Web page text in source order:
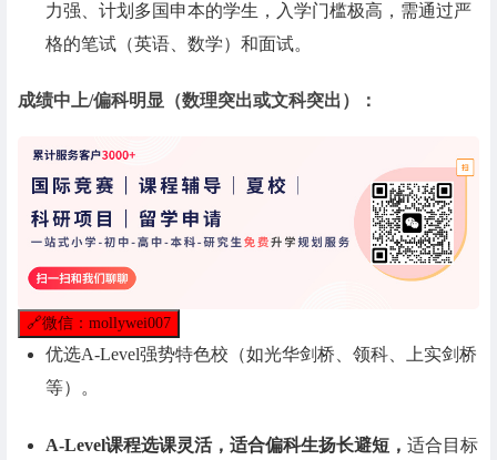
力强、计划多国申本的学生，入学门槛极高，需通过严
格的笔试（英语、数学）和面试。
成绩中上/偏科明显 （数理突出或文科突出）：
🔗微信：mollywei007
优选A-Level强势特色校（如光华剑桥、领科、上实剑桥
等）。
A-Level课程选课灵活，适合偏科生扬长避短，适合目标